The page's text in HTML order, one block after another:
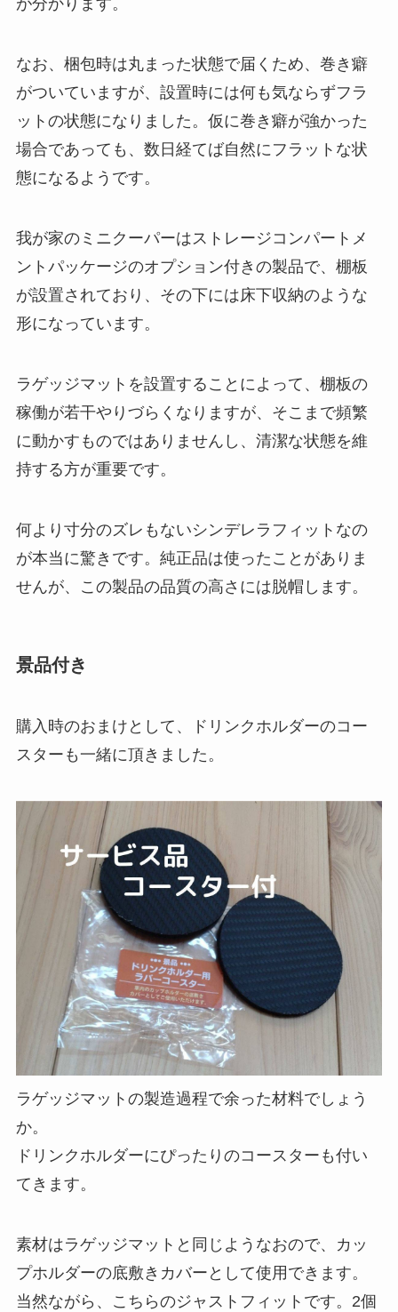
が分かります。
なお、梱包時は丸まった状態で届くため、巻き癖
がついていますが、設置時には何も気ならずフラ
ットの状態になりました。仮に巻き癖が強かった
場合であっても、数日経てば自然にフラットな状
態になるようです。
我が家のミニクーパーはストレージコンパートメ
ントパッケージのオプション付きの製品で、棚板
が設置されており、その下には床下収納のような
形になっています。
ラゲッジマットを設置することによって、棚板の
稼働が若干やりづらくなりますが、そこまで頻繁
に動かすものではありませんし、清潔な状態を維
持する方が重要です。
何より寸分のズレもないシンデレラフィットなの
が本当に驚きです。純正品は使ったことがありま
せんが、この製品の品質の高さには脱帽します。
景品付き
購入時のおまけとして、ドリンクホルダーのコー
スターも一緒に頂きました。
ラゲッジマットの製造過程で余った材料でしょう
か。
ドリンクホルダーにぴったりのコースターも付い
てきます。
素材はラゲッジマットと同じようなおので、カッ
プホルダーの底敷きカバーとして使用できます。
当然ながら、こちらのジャストフィットです。2個